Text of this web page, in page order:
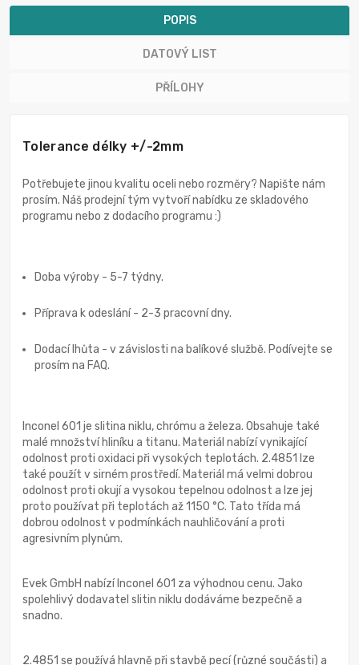
POPIS
DATOVÝ LIST
PŘÍLOHY
Tolerance délky +/-2mm
Potřebujete jinou kvalitu oceli nebo rozměry? Napište nám
prosím. Náš prodejní tým vytvoří nabídku ze skladového
programu nebo z dodacího programu :)
Doba výroby - 5-7 týdny.
Příprava k odeslání - 2-3 pracovní dny.
Dodací lhůta - v závislosti na balíkové službě. Podívejte se
prosím na FAQ.
Inconel 601 je slitina niklu, chrómu a železa. Obsahuje také
malé množství hliníku a titanu. Materiál nabízí vynikající
odolnost proti oxidaci při vysokých teplotách. 2.4851 lze
také použít v sirném prostředí. Materiál má velmi dobrou
odolnost proti okují a vysokou tepelnou odolnost a lze jej
proto používat při teplotách až 1150 °C. Tato třída má
dobrou odolnost v podmínkách nauhličování a proti
agresivním plynům.
Evek GmbH nabízí Inconel 601 za výhodnou cenu. Jako
spolehlivý dodavatel slitin niklu dodáváme bezpečně a
snadno.
2.4851 se používá hlavně při stavbě pecí (různé součásti) a